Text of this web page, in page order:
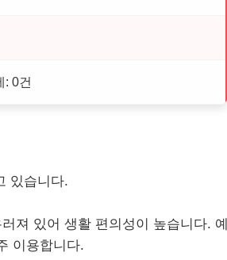
: 0건
있습니다.
져 있어 생활 편의성이 높습니다. 예
이용합니다.